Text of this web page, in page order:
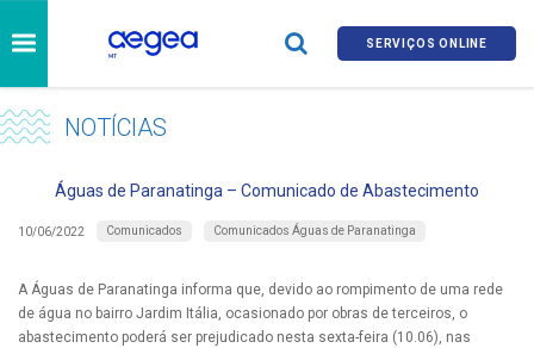
SERVIÇOS ONLINE
NOTÍCIAS
Águas de Paranatinga – Comunicado de Abastecimento
10/06/2022 Comunicados Comunicados Águas de Paranatinga
A Águas de Paranatinga informa que, devido ao rompimento de uma rede
de água no bairro Jardim Itália, ocasionado por obras de terceiros, o
abastecimento poderá ser prejudicado nesta sexta-feira (10.06), nas